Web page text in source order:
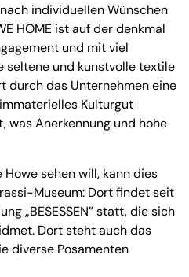
individuellen Wünschen
HOME ist auf der denkmal
und mit viel
seltene und kunstvolle textile
durch das Unternehmen eine
Kulturgut
Anerkennung und hohe
sehen will, kann dies
Museum: Dort findet seit
„BESESSEN” statt, die sich
Dort steht auch das
diverse Posamenten